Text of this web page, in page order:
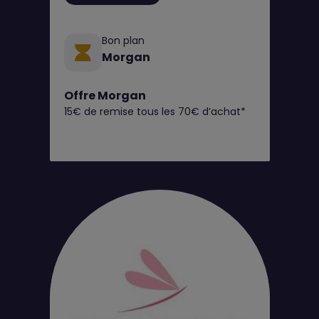
Bon plan
Morgan
Offre Morgan
15€ de remise tous les 70€ d’achat*